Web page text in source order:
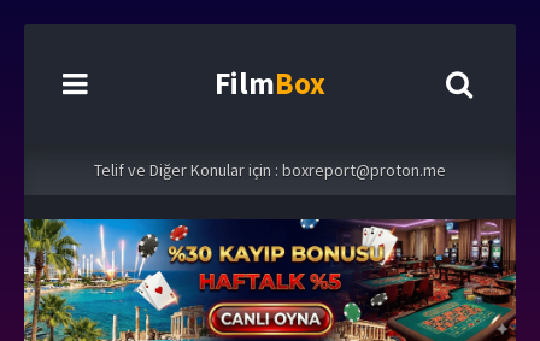
FilmBox
Telif ve Diğer Konular için : boxreport@proton.me